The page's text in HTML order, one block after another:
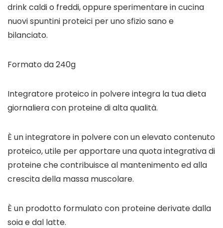
drink caldi o freddi, oppure sperimentare in cucina
nuovi spuntini proteici per uno sfizio sano e
bilanciato.
Formato da 240g
Integratore proteico in polvere integra la tua dieta
giornaliera con proteine di alta qualità.
È un integratore in polvere con un elevato contenuto
proteico, utile per apportare una quota integrativa di
proteine che contribuisce al mantenimento ed alla
crescita della massa muscolare.
È un prodotto formulato con proteine derivate dalla
soia e dal latte.